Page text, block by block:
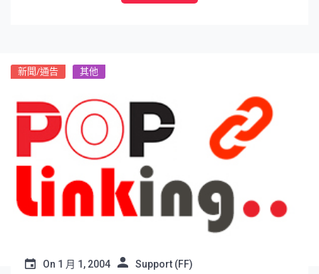
新聞/通告 其他
On 1 月 1, 2004 Support (FF)